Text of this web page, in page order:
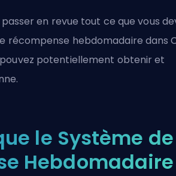
en revue tout ce que vous
récompense hebdomadaire dans
potentiellement obtenir et
le Système de
Hebdomadaire